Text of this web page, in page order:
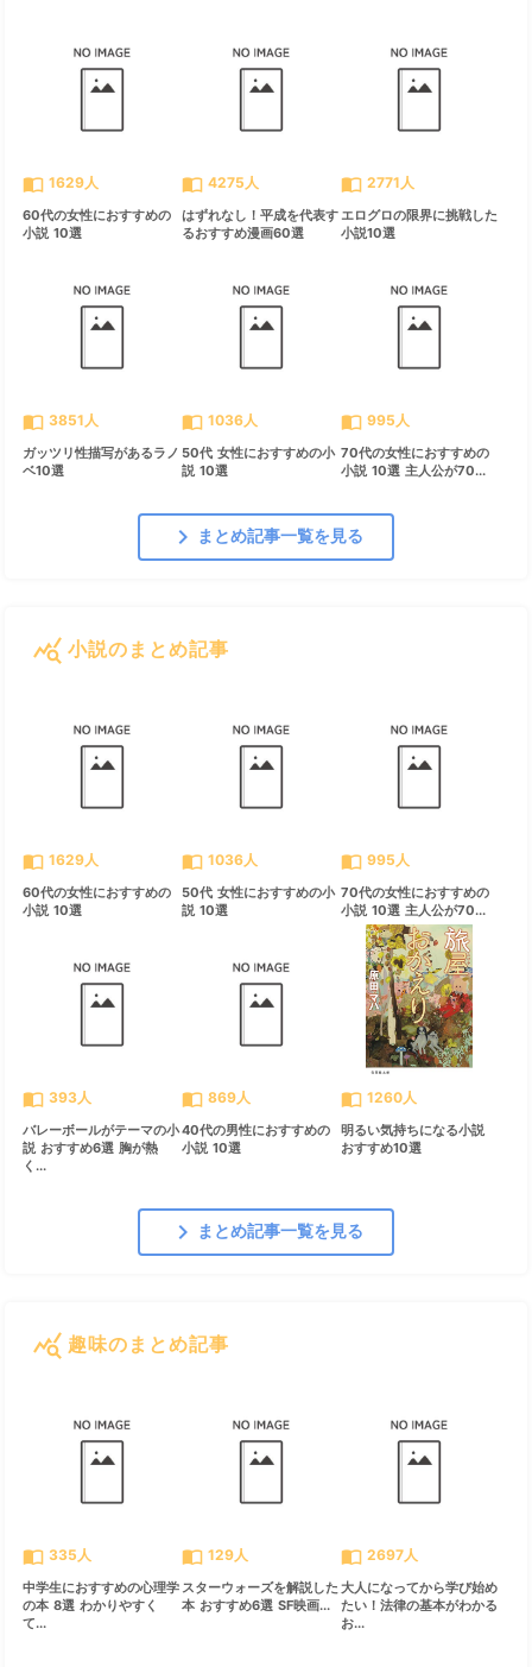
import_contacts 1629人
60代の女性におすすめの
小説 10選
import_contacts 4275人
はずれなし！平成を代表す
るおすすめ漫画60選
import_contacts 2771人
エログロの限界に挑戦した
小説10選
import_contacts 3851人
ガッツリ性描写があるラノ
ベ10選
import_contacts 1036人
50代 女性におすすめの小
説 10選
import_contacts 995人
70代の女性におすすめの
小説 10選 主人公が70...
chevron_right まとめ記事一覧を見る
query_stats 小説のまとめ記事
import_contacts 1629人
60代の女性におすすめの
小説 10選
import_contacts 1036人
50代 女性におすすめの小
説 10選
import_contacts 995人
70代の女性におすすめの
小説 10選 主人公が70...
import_contacts 393人
バレーボールがテーマの小
説 おすすめ6選 胸が熱
く...
import_contacts 869人
40代の男性におすすめの
小説 10選
import_contacts 1260人
明るい気持ちになる小説
おすすめ10選
chevron_right まとめ記事一覧を見る
query_stats 趣味のまとめ記事
import_contacts 335人
中学生におすすめの心理学
の本 8選 わかりやすく
て...
import_contacts 129人
スターウォーズを解説した
本 おすすめ6選 SF映画...
import_contacts 2697人
大人になってから学び始め
たい！法律の基本がわかる
お...